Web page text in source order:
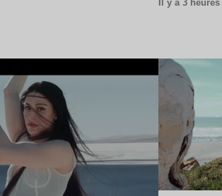
et…
Il y a 3 heures